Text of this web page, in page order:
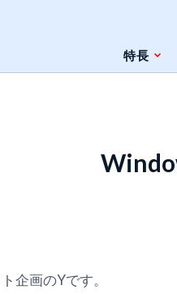
特長
トとエージェントレス
ール
企画のYです。